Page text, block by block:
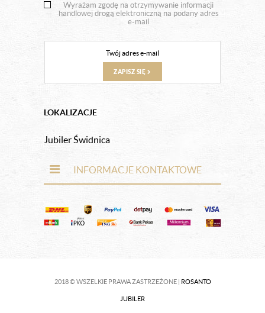
Wyrażam zgodę na otrzymywanie informacji
handlowej drogą elektroniczną na podany adres
e-mail
ZAPISZ SIĘ
LOKALIZACJE
Jubiler Świdnica
INFORMACJE KONTAKTOWE
2018 © WSZELKIE PRAWA ZASTRZEŻONE | ROSANTO
JUBILER